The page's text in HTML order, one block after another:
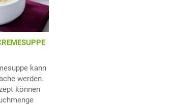
kann
werden.
können